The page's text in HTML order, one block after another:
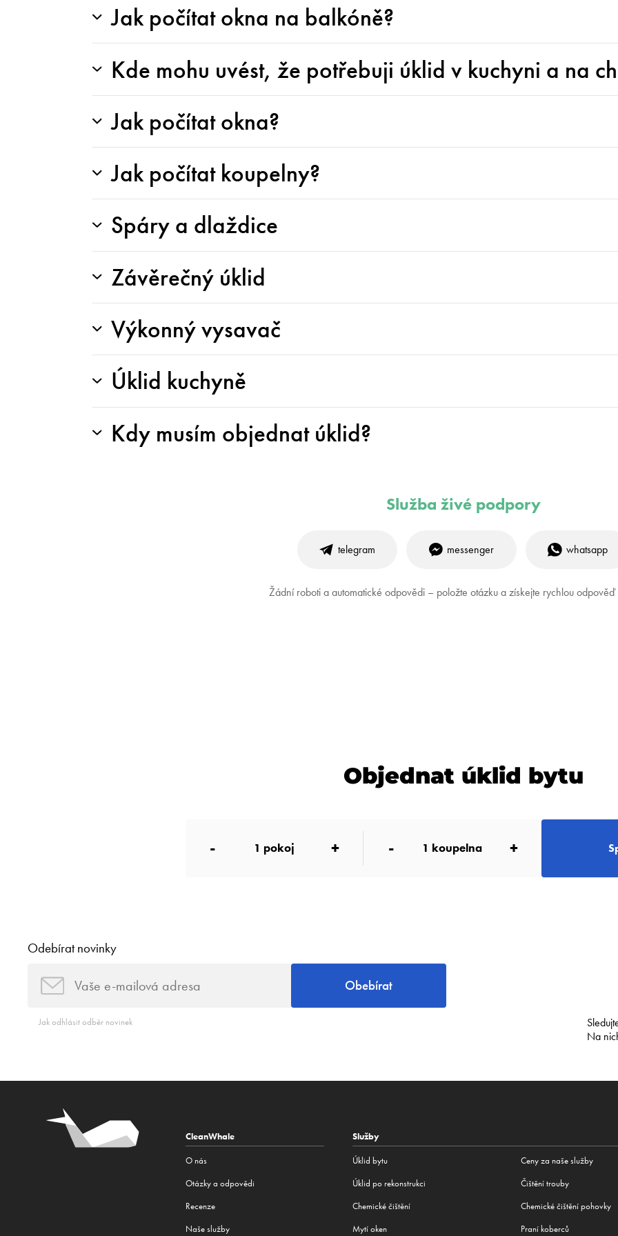
Jak počítat okna na balkóně?
Kde mohu uvést, že potřebuji úklid v kuchyni a na
Jak počítat okna?
Jak počítat koupelny?
Spáry a dlaždice
Závěrečný úklid
Výkonný vysavač
Úklid kuchyně
Kdy musím objednat úklid?
Služba živé podpory
telegram messenger whatsapp
Žádní roboti a automatické odpovědi – položte otázku a získejte rychlou
Objednat úklid bytu
- 1 pokoj + - 1 koupelna +
Odebírat novinky
Obebírat
Jak odhlásit odběr novinek
Na
CleanWhale
O nás
Otázky a odpovědi
Recenze
Naše služby
Služby
Úklid bytu
Úklid po rekonstrukci
Сhemické čištění
Mytí oken
Ceny za naše služby
Čištění trouby
Chemické čištění pohovky
Praní koberců